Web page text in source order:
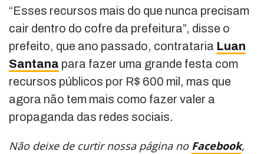
“Esses recursos mais do que nunca precisam
cair dentro do cofre da prefeitura”, disse o
prefeito, que ano passado, contrataria Luan
Santana para fazer uma grande festa com
recursos públicos por R$ 600 mil, mas que
agora não tem mais como fazer valer a
propaganda das redes sociais.
Não deixe de curtir nossa página no Facebook,